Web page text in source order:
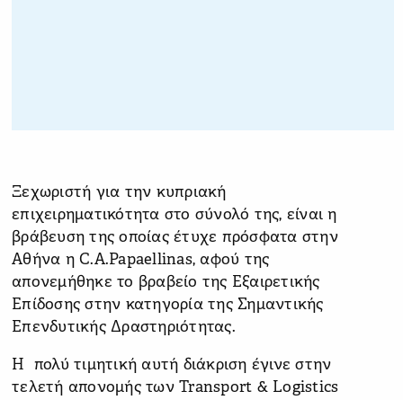
Ξεχωριστή για την κυπριακή
επιχειρηματικότητα στο σύνολό της, είναι η
βράβευση της οποίας έτυχε πρόσφατα στην
Αθήνα η C.A.Papaellinas, αφού της
απονεμήθηκε το βραβείο της Εξαιρετικής
Επίδοσης στην κατηγορία της Σημαντικής
Επενδυτικής Δραστηριότητας.
Η πολύ τιμητική αυτή διάκριση έγινε στην
τελετή απονομής των Transport & Logistics